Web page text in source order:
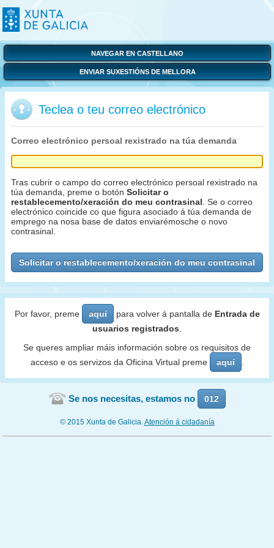
NAVEGAR EN CASTELLANO
ENVIAR SUXESTIÓNS DE MELLORA
Teclea o teu correo electrónico
Correo electrónico persoal rexistrado na túa demanda
Tras cubrir o campo do correo electrónico persoal rexistrado na
túa demanda, preme o botón Solicitar o
restablecemento/xeración do meu contrasinal . Se o correo
electrónico coincide co que figura asociado á túa demanda de
emprego na nosa base de datos enviarémosche o novo
contrasinal.
Por favor, preme aquí para volver á pantalla de Entrada de
usuarios registrados
Se queres ampliar máis información sobre os requisitos de
acceso e os servizos da Oficina Virtual preme
aquí
Se nos necesitas, estamos no 012
© 2015 Xunta de Galicia.Atención á cidadanía